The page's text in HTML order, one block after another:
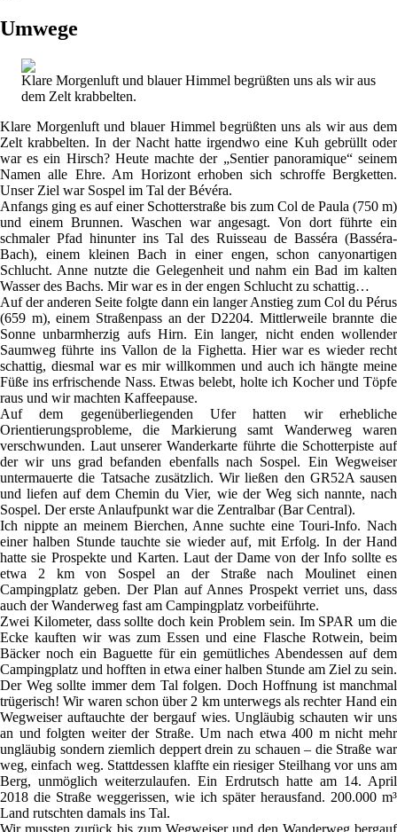
Umwege
Klare Morgenluft und blauer Himmel begrüßten uns als wir aus
dem Zelt krabbelten.
Klare Morgenluft und blauer Himmel begrüßten uns als wir aus dem
Zelt krabbelten. In der Nacht hatte irgendwo eine Kuh gebrüllt oder
war es ein Hirsch? Heute machte der „Sentier panoramique“ seinem
Namen alle Ehre. Am Horizont erhoben sich schroffe Bergketten.
Unser Ziel war Sospel im Tal der Bévéra.
Anfangs ging es auf einer Schotterstraße bis zum Col de Paula (750 m)
und einem Brunnen. Waschen war angesagt. Von dort führte ein
schmaler Pfad hinunter ins Tal des Ruisseau de Basséra (Basséra-
Bach), einem kleinen Bach in einer engen, schon canyonartigen
Schlucht. Anne nutzte die Gelegenheit und nahm ein Bad im kalten
Wasser des Bachs. Mir war es in der engen Schlucht zu schattig…
Auf der anderen Seite folgte dann ein langer Anstieg zum Col du Pérus
(659 m), einem Straßenpass an der D2204. Mittlerweile brannte die
Sonne unbarmherzig aufs Hirn. Ein langer, nicht enden wollender
Saumweg führte ins Vallon de la Fighetta. Hier war es wieder recht
schattig, diesmal war es mir willkommen und auch ich hängte meine
Füße ins erfrischende Nass. Etwas belebt, holte ich Kocher und Töpfe
raus und wir machten Kaffeepause.
Auf dem gegenüberliegenden Ufer hatten wir erhebliche
Orientierungsprobleme, die Markierung samt Wanderweg waren
verschwunden. Laut unserer Wanderkarte führte die Schotterpiste auf
der wir uns grad befanden ebenfalls nach Sospel. Ein Wegweiser
untermauerte die Tatsache zusätzlich. Wir ließen den GR52A sausen
und liefen auf dem Chemin du Vier, wie der Weg sich nannte, nach
Sospel. Der erste Anlaufpunkt war die Zentralbar (Bar Central).
Ich nippte an meinem Bierchen, Anne suchte eine Touri-Info. Nach
einer halben Stunde tauchte sie wieder auf, mit Erfolg. In der Hand
hatte sie Prospekte und Karten. Laut der Dame von der Info sollte es
etwa 2 km von Sospel an der Straße nach Moulinet einen
Campingplatz geben. Der Plan auf Annes Prospekt verriet uns, dass
auch der Wanderweg fast am Campingplatz vorbeiführte.
Zwei Kilometer, dass sollte doch kein Problem sein. Im SPAR um die
Ecke kauften wir was zum Essen und eine Flasche Rotwein, beim
Bäcker noch ein Baguette für ein gemütliches Abendessen auf dem
Campingplatz und hofften in etwa einer halben Stunde am Ziel zu sein.
Der Weg sollte immer dem Tal folgen. Doch Hoffnung ist manchmal
trügerisch! Wir waren schon über 2 km unterwegs als rechter Hand ein
Wegweiser auftauchte der bergauf wies. Ungläubig schauten wir uns
an und folgten weiter der Straße. Um nach etwa 400 m nicht mehr
ungläubig sondern ziemlich deppert drein zu schauen – die Straße war
weg, einfach weg. Stattdessen klaffte ein riesiger Steilhang vor uns am
Berg, unmöglich weiterzulaufen. Ein Erdrutsch hatte am 14. April
2018 die Straße weggerissen, wie ich später herausfand. 200.000 m³
Land rutschten damals ins Tal.